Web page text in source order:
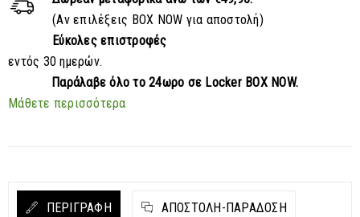
(Αν επιλέξεις BOX NOW για αποστολή)
Εύκολες επιστροφές
εντός 30 ημερών.
Παράλαβε όλο το 24ωρο σε Locker BOX NOW.
Μάθετε περισσότερα
ΠΕΡΙΓΡΑΦΗ ΑΠΟΣΤΟΛΉ-ΠΑΡΆΔΟΣΗ